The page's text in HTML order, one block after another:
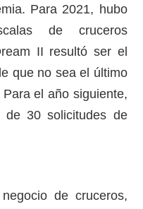
Para 2021, hubo
de cruceros
II resultó ser el
que no sea el último
el año siguiente,
de 30 solicitudes de
de cruceros,